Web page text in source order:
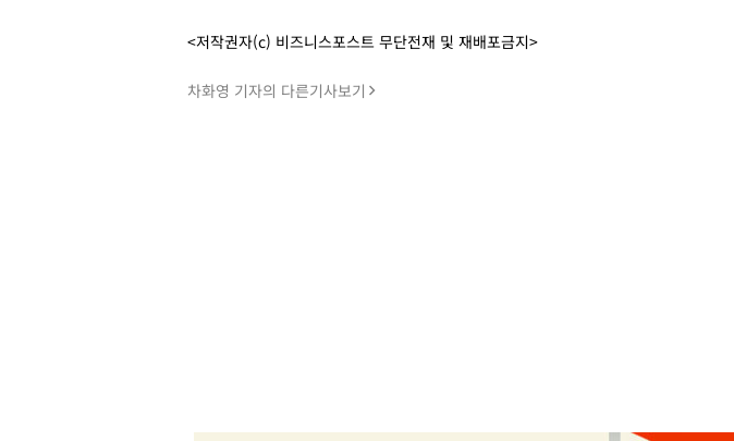
<저작권자(c) 비즈니스포스트 무단전재 및 재배포금지>
차화영 기자의 다른기사보기